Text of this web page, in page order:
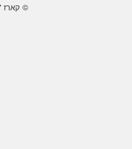
© קארז 2010-2017